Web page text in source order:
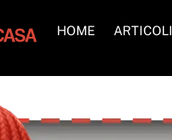
HOME ARTICOLI